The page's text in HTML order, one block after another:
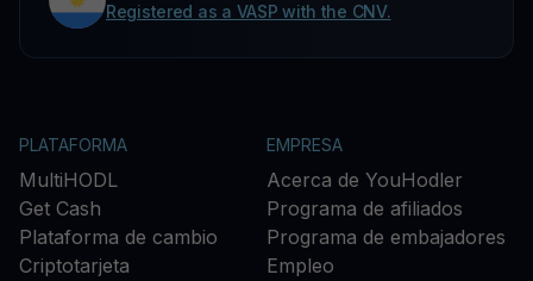
Registered as a VASP with the CNV.
PLATAFORMA
MultiHODL
Get Cash
Plataforma de cambio
Criptotarjeta
EMPRESA
Acerca de YouHodler
Programa de afiliados
Programa de embajadores
Empleo